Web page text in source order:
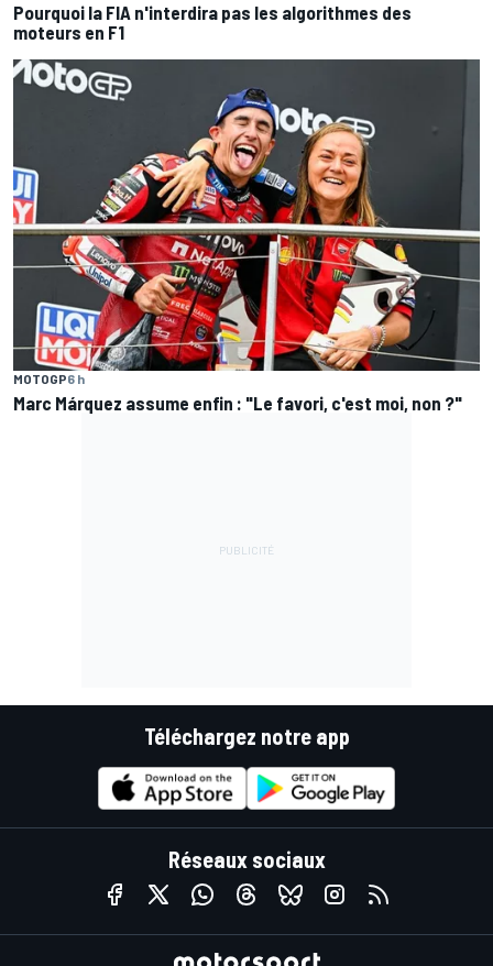
Pourquoi la FIA n'interdira pas les algorithmes des
moteurs en F1
MOTOGP6 h
Marc Márquez assume enfin : "Le favori, c'est moi, non ?"
Téléchargez notre app
Réseaux sociaux